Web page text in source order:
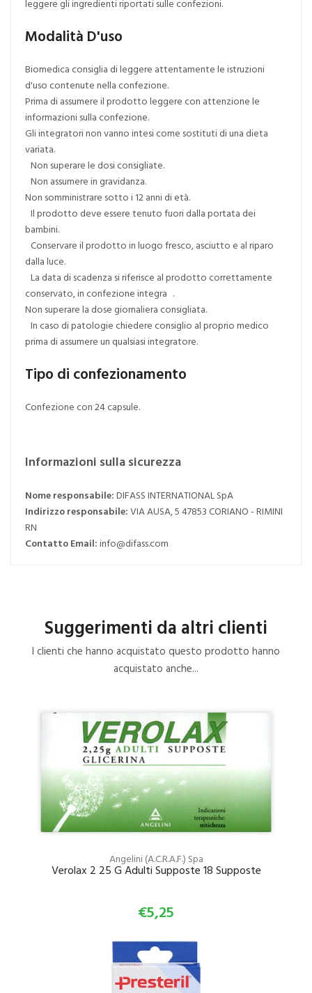
leggere gli ingredienti riportati sulle confezioni.
Modalità D'uso
Biomedica consiglia di leggere attentamente le istruzioni
d'uso contenute nella confezione.
Prima di assumere il prodotto leggere con attenzione le
informazioni sulla confezione.
Gli integratori non vanno intesi come sostituti di una dieta
variata.
Non superare le dosi consigliate.
Non assumere in gravidanza.
Non somministrare sotto i 12 anni di età.
Il prodotto deve essere tenuto fuori dalla portata dei
bambini.
Conservare il prodotto in luogo fresco, asciutto e al riparo
dalla luce.
La data di scadenza si riferisce al prodotto correttamente
conservato, in confezione integra .
Non superare la dose giornaliera consigliata.
In caso di patologie chiedere consiglio al proprio medico
prima di assumere un qualsiasi integratore.
Tipo di confezionamento
Confezione con 24 capsule.
Informazioni sulla sicurezza
Nome responsabile:DIFASS INTERNATIONAL SpA
Indirizzo responsabile:VIA AUSA, 5 47853 CORIANO - RIMINI
RN
Contatto Email:info@difass.com
Suggerimenti da altri clienti
I clienti che hanno acquistato questo prodotto hanno
acquistato anche...
Angelini (A.C.R.A.F.) Spa
Verolax 2 25 G Adulti Supposte 18 Supposte
€5,25